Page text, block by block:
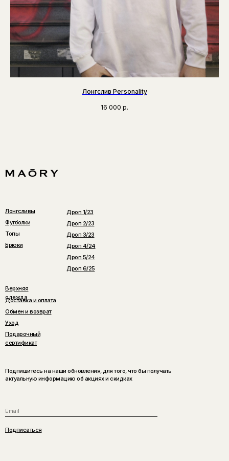
Лонгслив Personality
16 000 р.
Подписаться
Лонгсливы
Футболки
Топы
Брюки
Дроп 1/23
Дроп 2/23
Дроп 3/23
Доставка и оплата
Обмен и возврат
Уход
Подарочный
сертификат
Подпишитесь на наши обновления, для того, что бы получать
актуальную информацию об акциях и скидках
Дроп 4/24
Дроп 5/24
Дроп 6/25
Верхняя
одежда